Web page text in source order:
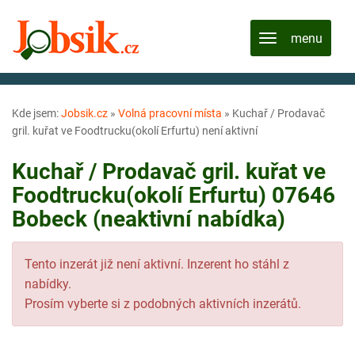
Kde jsem:Jobsik.cz » Volná pracovní místa » Kuchař / Prodavač
gril. kuřat ve Foodtrucku(okolí Erfurtu) není aktivní
Kuchař / Prodavač gril. kuřat ve
Foodtrucku(okolí Erfurtu) 07646
Bobeck (neaktivní nabídka)
Tento inzerát již není aktivní. Inzerent ho stáhl z
nabídky.
Prosím vyberte si z podobných aktivních inzerátů.